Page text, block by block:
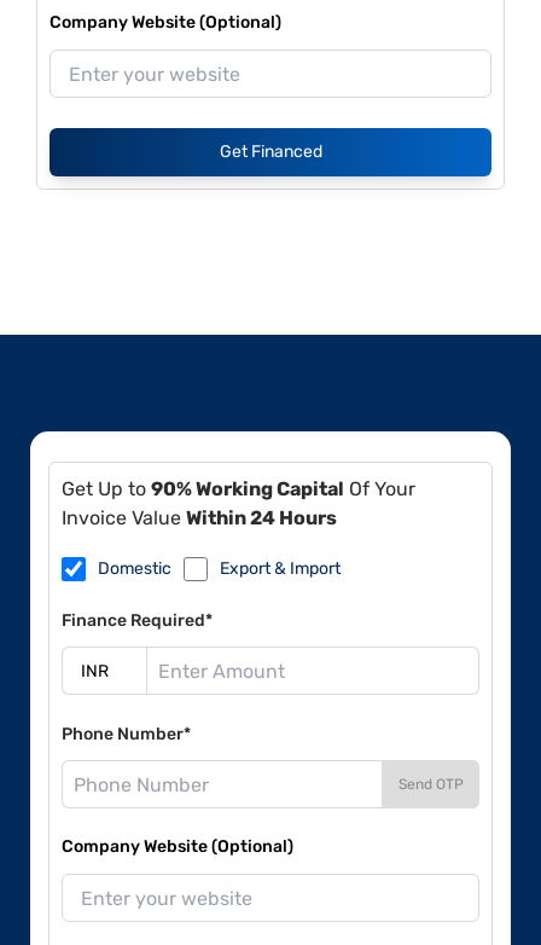
Company Website (Optional)
Get Financed
Get Up to 90% Working Capital Of Your
Invoice Value Within 24 Hours
Domestic Export & Import
Finance Required*
Phone Number*
Send OTP
Company Website (Optional)